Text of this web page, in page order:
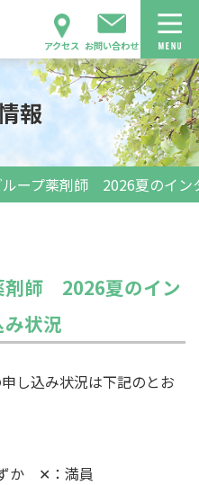
アクセス お問い合わせ
報
ープ薬剤師 2026夏のイン
剤師 2026夏のイン
状況
し込み状況は下記のとお
か ✕ ：満員